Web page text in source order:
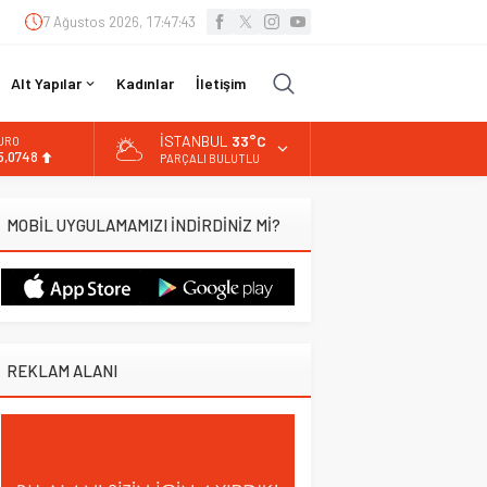
7 Ağustos 2026, 17:47:43
Alt Yapılar Kadınlar İletişim
İSTANBUL 33°C
PARÇALI BULUTLU
MOBİL UYGULAMAMIZI İNDİRDİNİZ Mİ?
REKLAM ALANI